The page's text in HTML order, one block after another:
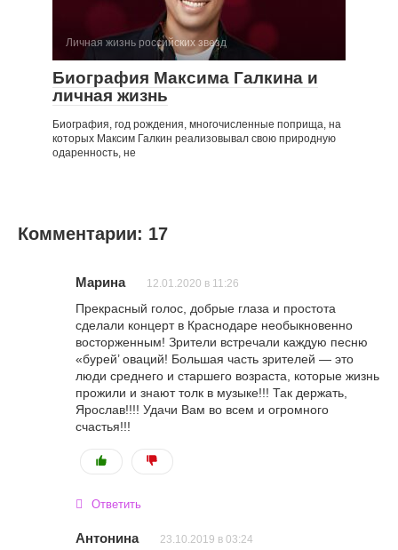
Личная жизнь российских звезд
Биография Максима Галкина и
личная жизнь
Биография, год рождения, многочисленные поприща, на
которых Максим Галкин реализовывал свою природную
одаренность, не
Комментарии: 17
Марина 12.01.2020 в 11:26
Прекрасный голос, добрые глаза и простота
сделали концерт в Краснодаре необыкновенно
восторженным! Зрители встречали каждую песню
«бурей’ оваций! Большая часть зрителей — это
люди среднего и старшего возраста, которые жизнь
прожили и знают толк в музыке!!! Так держать,
Ярослав!!!! Удачи Вам во всем и огромного
счастья!!!
Ответить
Антонина 23.10.2019 в 03:24